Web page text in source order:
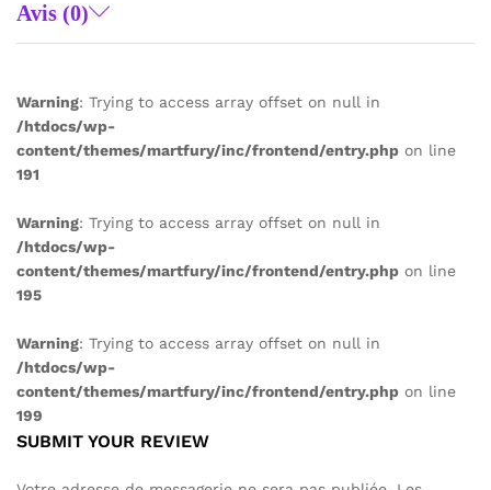
Avis (0)
Warning: Trying to access array offset on null in
/htdocs/wp-
content/themes/martfury/inc/frontend/entry.php on line
191
Warning: Trying to access array offset on null in
/htdocs/wp-
content/themes/martfury/inc/frontend/entry.php on line
195
Warning: Trying to access array offset on null in
/htdocs/wp-
content/themes/martfury/inc/frontend/entry.php on line
199
SUBMIT YOUR REVIEW